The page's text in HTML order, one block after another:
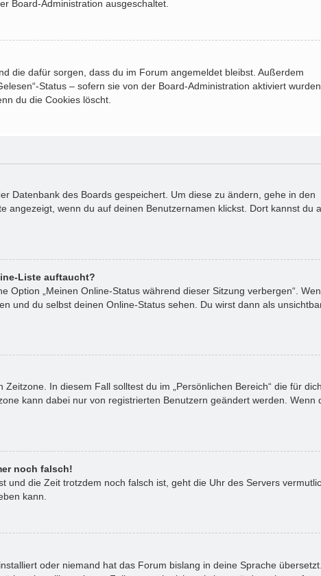
Board-Administration ausgeschaltet.
die dafür sorgen, dass du im Forum angemeldet bleibst. Außerdem
Status – sofern sie von der Board-Administration aktiviert
du die Cookies löscht.
Datenbank des Boards gespeichert. Um diese zu ändern, gehe in den
angezeigt, wenn du auf deinen Benutzernamen klickst. Dort kannst du
Liste auftaucht?
Option „Meinen Online-Status während dieser Sitzung verbergen“.
und du selbst deinen Online-Status sehen. Du wirst dann als
In diesem Fall solltest du im „Persönlichen Bereich“ die für dich
kann dabei nur von registrierten Benutzern geändert werden. Wenn
noch falsch!
die Zeit trotzdem noch falsch ist, geht die Uhr des Servers
kann.
oder niemand hat das Forum bislang in deine Sprache